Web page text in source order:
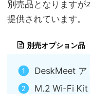
別売品となります
提供されています。
別売オプション品
DeskMeet ア
M.2 Wi-Fi Kit